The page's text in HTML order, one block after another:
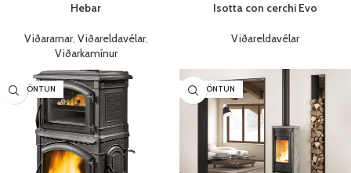
Hebar
Viðararnar, Viðareldavélar,
Viðarkamínur
Isotta con cerchi Evo
Viðareldavélar
SÉRPÖNTUN SÉRPÖNTUN